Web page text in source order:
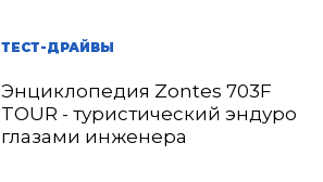
ТЕСТ-ДРАЙВЫ
Энциклопедия Zontes 703F
TOUR - туристический эндуро
глазами инженера